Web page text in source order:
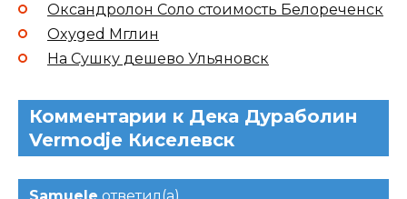
Оксандролон Соло стоимость Белореченск
Oxyged Мглин
На Сушку дешево Ульяновск
Комментарии к Дека Дураболин
Vermodje Киселевск